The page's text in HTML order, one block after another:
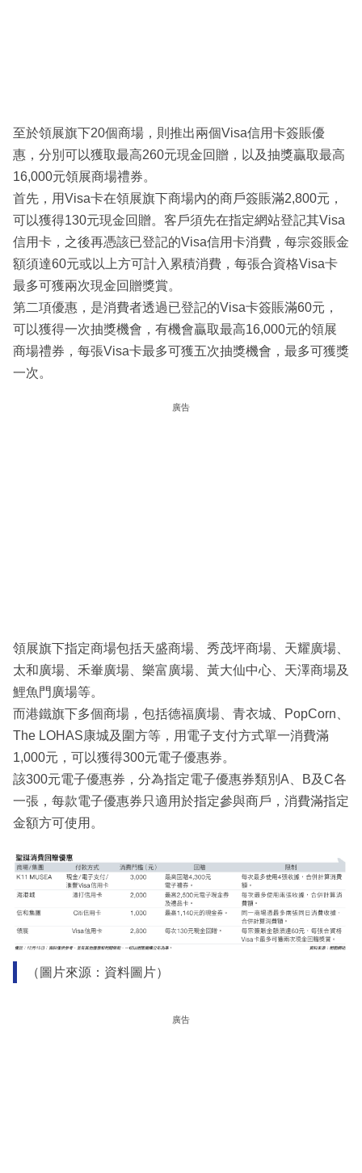
至於領展旗下20個商場，則推出兩個Visa信用卡簽賬優
惠，分別可以獲取最高260元現金回贈，以及抽獎贏取最高
16,000元領展商場禮券。
首先，用Visa卡在領展旗下商場內的商戶簽賬滿2,800元，
可以獲得130元現金回贈。客戶須先在指定網站登記其Visa
信用卡，之後再憑該已登記的Visa信用卡消費，每宗簽賬金
額須達60元或以上方可計入累積消費，每張合資格Visa卡
最多可獲兩次現金回贈獎賞。
第二項優惠，是消費者透過已登記的Visa卡簽賬滿60元，
可以獲得一次抽獎機會，有機會贏取最高16,000元的領展
商場禮券，每張Visa卡最多可獲五次抽獎機會，最多可獲獎
一次。
廣告
領展旗下指定商場包括天盛商場、秀茂坪商場、天耀廣場、
太和廣場、禾輋廣場、樂富廣場、黃大仙中心、天澤商場及
鯉魚門廣場等。
而港鐵旗下多個商場，包括德福廣場、青衣城、PopCorn、
The LOHAS康城及圍方等，用電子支付方式單一消費滿
1,000元，可以獲得300元電子優惠券。
該300元電子優惠券，分為指定電子優惠券類別A、B及C各
一張，每款電子優惠券只適用於指定參與商戶，消費滿指定
金額方可使用。
（圖片來源：資料圖片）
廣告